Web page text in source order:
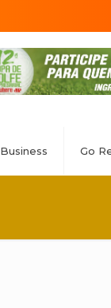
Business Go